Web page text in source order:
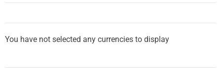
You have not selected any currencies to display